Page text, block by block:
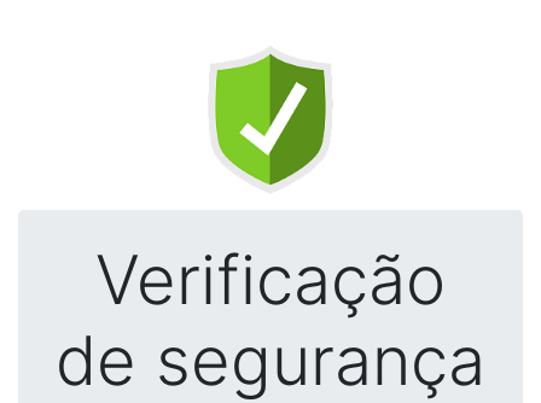
Verificação
de segurança